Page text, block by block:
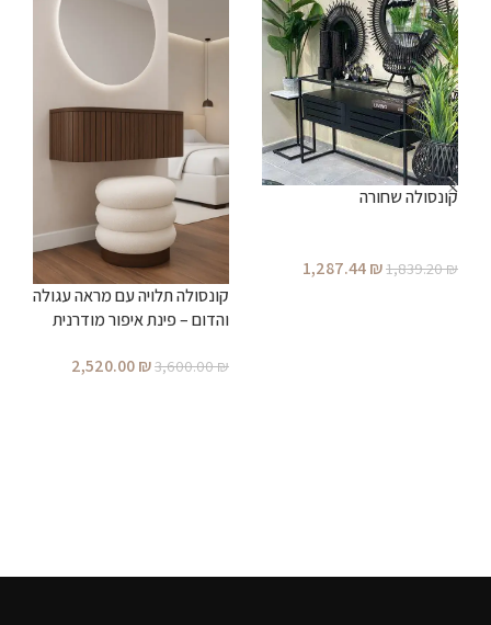
קונסולה שחורה
1,839.20₪
1,287.44₪
קונסולה תלויה עם מראה עגולה
והדום – פינת איפור מודרנית
3,600.00₪
2,520.00₪